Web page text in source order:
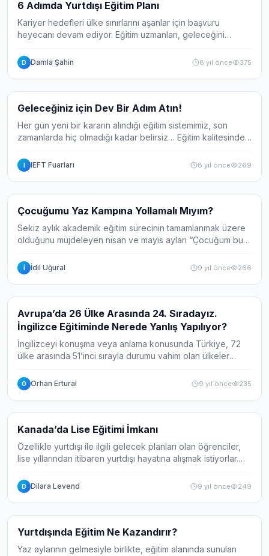
Haber
6 Adımda Yurtdışı Eğitim Planı
Kariyer hedefleri ülke sınırlarını aşanlar için başvuru
heyecanı devam ediyor. Eğitim uzmanları, geleceğini
öğrencilerinin ekim-kasım aylarında yur...
D Damla Şahin 8 yıl önce 375
Haber
Geleceğiniz için Dev Bir Adım Atın!
Her gün yeni bir kararın alındığı eğitim sistemimiz, son
zamanlarda hiç olmadığı kadar belirsiz… Eğitim kalitesindeki
oranlarının artışı, b...
I IEFT Fuarları 8 yıl önce 269
Haber
Çocuğumu Yaz Kampına Yollamalı Mıyım?
Sekiz aylık akademik eğitim sürecinin tamamlanmak üzere
olduğunu müjdeleyen nisan ve mayıs ayları “Çocuğum bu
ile iç içe olmalı.” diyen ebeveyn...
İ İdil Uğural 9 yıl önce 266
Haber
Avrupa’da 26 Ülke Arasında 24. Sıradayız.
İngilizce Eğitiminde Nerede Yanlış Yapılıyor?
İngilizceyi konuşma veya anlama konusunda Türkiye, 72
ülke arasında 51’inci sırayla durumu vahim olan ülkeler
kötü bir sonuç hakim; 26 ülke içi...
O Orhan Ertural 9 yıl önce 235
Haber
Kanada’da Lise Eğitimi İmkanı
Özellikle yurtdışı ile ilgili gelecek planları olan öğrenciler,
lise yıllarından itibaren yurtdışı hayatına alışmak istiyorlar.
gençlerden...
D Dilara Levend 9 yıl önce 249
Haber
Yurtdışında Eğitim Ne Kazandırır?
Yaz aylarının gelmesiyle birlikte, eğitim alanında sunulan